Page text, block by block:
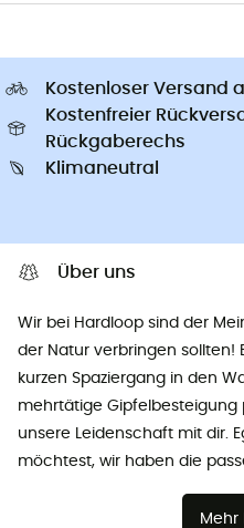
Kostenloser Versand
Kostenfreier
Rückgaberechs
Klimaneutral
Über uns
Wir bei Hardloop sind der
der Natur verbringen sollten!
kurzen Spaziergang in den
mehrtätige Gipfelbesteigung
unsere Leidenschaft mit dir.
möchtest, wir haben die
Mehr